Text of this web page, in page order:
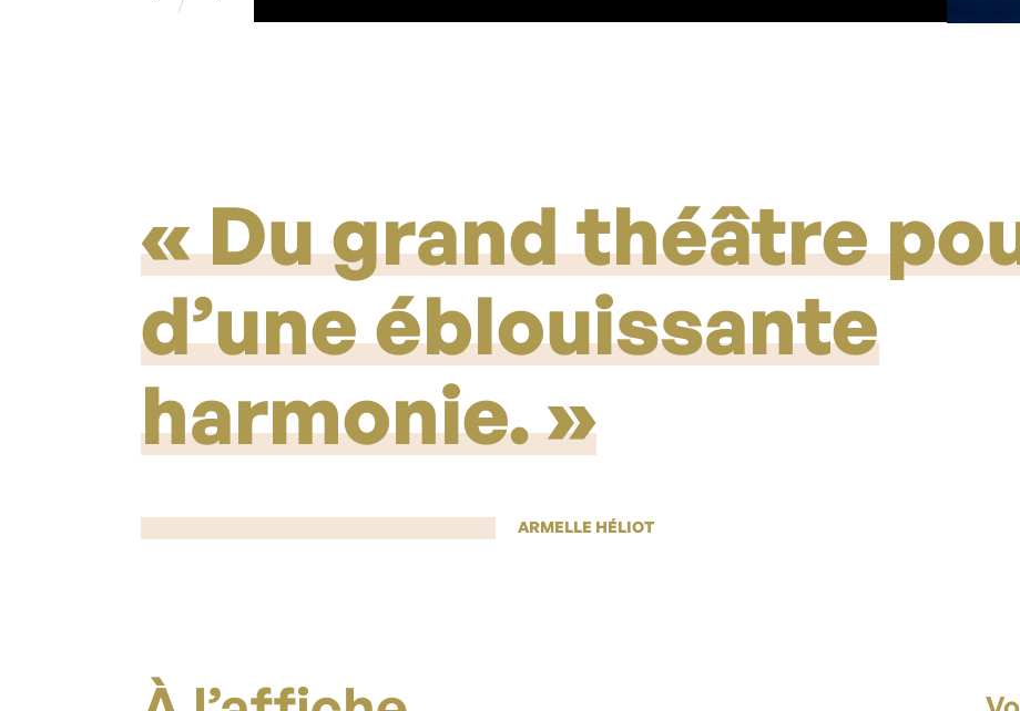
Du grand théâtre
d’une éblouissante
harmonie.
ARMELLE HÉLIOT